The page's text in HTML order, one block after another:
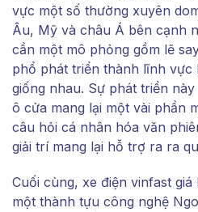
vực một số thường xuyên
Âu, Mỹ và châu Á bên cạnh
cần một mô phỏng gồm lẽ
phổ phát triển thành lĩnh vực
giống nhau. Sự phát triển
ô cửa mang lại một vài phần
câu hỏi cá nhân hóa văn
giải trí mang lại hỗ trợ ra ra
Cuối cùng, xe điện vinfast
một thành tựu công nghệ